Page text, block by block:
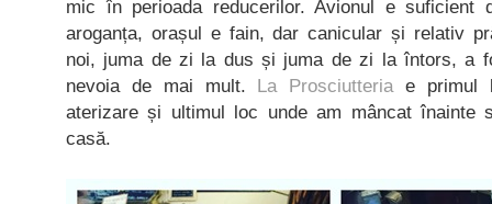
mic în perioada reducerilor. Avionul e
aroganța, orașul e fain, dar canicular și relativ
noi, juma de zi la dus și juma de zi la întors, a
nevoia de mai mult. La Prosciutteriae primul
aterizare și ultimul loc unde am mâncat înainte
casă.